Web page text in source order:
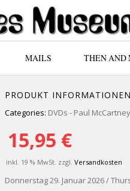
MAILS THEN AND
PRODUKT INFORMATIONEN
Categories: DVDs - Paul McCartney
15,95 €
inkl. 19 % MwSt. zzgl. Versandkosten
Donnerstag 29. Januar 2026 /